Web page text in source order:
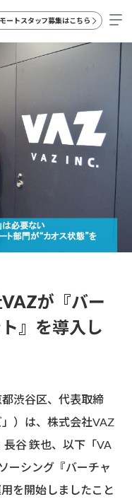
ートスタッフ募集はこちら
VAZが『バー
』を導入し
渋谷区、代表取締
）は、株式会社VAZ
長谷 鉃也、以下「VA
ーシング『バーチャ
を開始しましたこと